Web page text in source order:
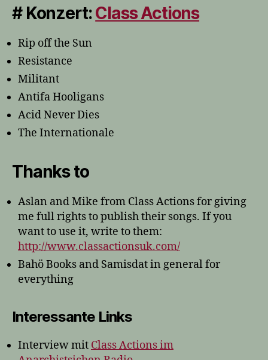
# Konzert:Class Actions
Rip off the Sun
Resistance
Militant
Antifa Hooligans
Acid Never Dies
The Internationale
Thanks to
Aslan and Mike from Class Actions for giving
me full rights to publish their songs. If you
want to use it, write to them:
http://www.classactionsuk.com/
Bahö Books and Samisdat in general for
everything
Interessante Links
Interview mit Class Actions im